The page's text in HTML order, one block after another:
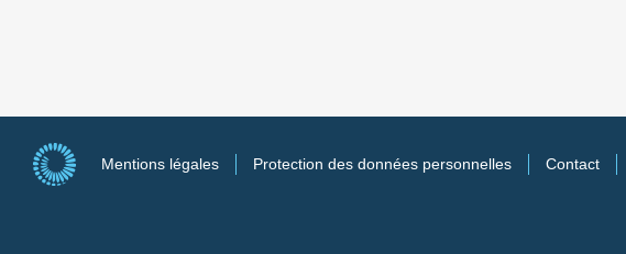
Mentions légales Protection des données personnelles Contact